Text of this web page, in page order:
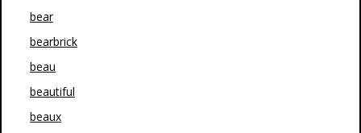
bear
bearbrick
beau
beautiful
beaux